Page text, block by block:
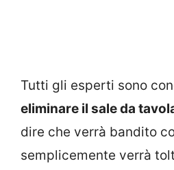
Tutti gli esperti sono
eliminare il sale da
dire che verrà bandito
semplicemente verrà